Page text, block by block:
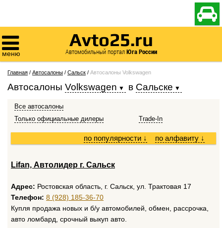


меню
Avto25.ru
Автомобильный порталЮга России
Главная / Автосалоны / Сальск / Автосалоны Volkswagen
Автосалоны Volkswagen в Сальске
Все автосалоны
Только официальные дилеры
Trade-In
по алфавиту ↓
по популярности ↓
Lifan, Автолидер г. Сальск
Адрес: Ростовская область, г. Сальск, ул. Трактовая 17
Телефон: 8 (928) 185-36-70
Купля продажа новых и б/у автомобилей, обмен, рассрочка,
авто ломбард, срочный выкуп авто.